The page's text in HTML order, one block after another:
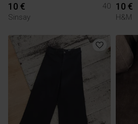
10 €
40
Sinsay
10 €
H&M